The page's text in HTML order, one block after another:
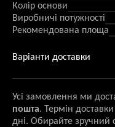
Колір основи
Виробничі потужності
Рекомендована площа
Варіанти доставки
Усі замовлення ми
пошта. Термін
дні. Обирайте зручний